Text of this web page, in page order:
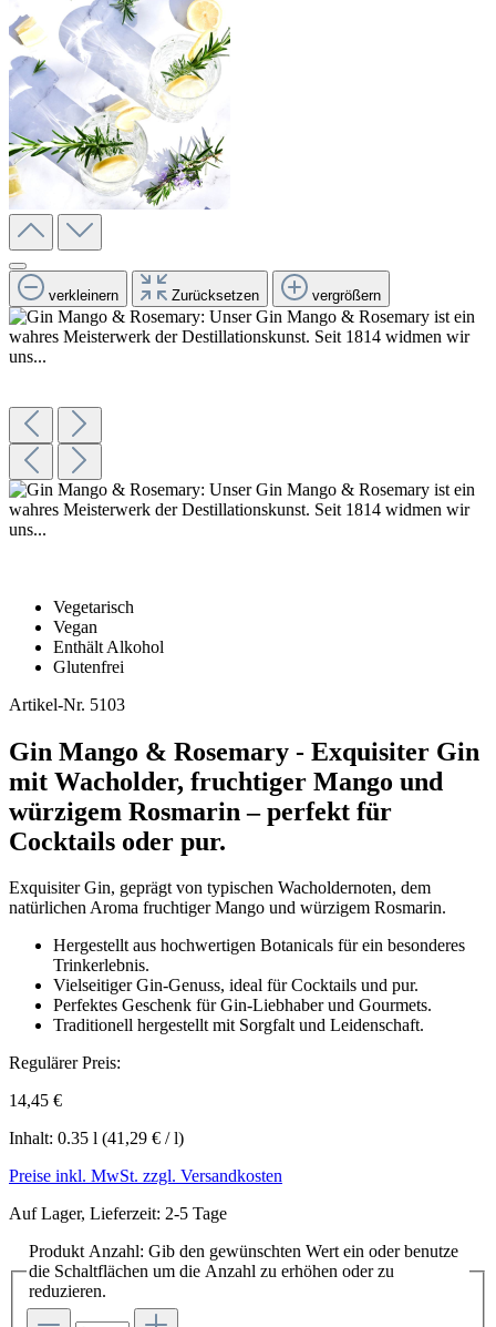
verkleinern Zurücksetzen vergrößern
Vegetarisch
Vegan
Enthält Alkohol
Glutenfrei
Artikel-Nr. 5103
Gin Mango & Rosemary - Exquisiter Gin
mit Wacholder, fruchtiger Mango und
würzigem Rosmarin – perfekt für
Cocktails oder pur.
Exquisiter Gin, geprägt von typischen Wacholdernoten, dem
natürlichen Aroma fruchtiger Mango und würzigem Rosmarin.
Hergestellt aus hochwertigen Botanicals für ein besonderes
Trinkerlebnis.
Vielseitiger Gin-Genuss, ideal für Cocktails und pur.
Perfektes Geschenk für Gin-Liebhaber und Gourmets.
Traditionell hergestellt mit Sorgfalt und Leidenschaft.
Regulärer Preis:
14,45 €
Inhalt: 0.35 l (41,29 € / l)
Preise inkl. MwSt. zzgl. Versandkosten
Auf Lager, Lieferzeit: 2-5 Tage
Produkt Anzahl: Gib den gewünschten Wert ein oder benutze
die Schaltflächen um die Anzahl zu erhöhen oder zu
reduzieren.